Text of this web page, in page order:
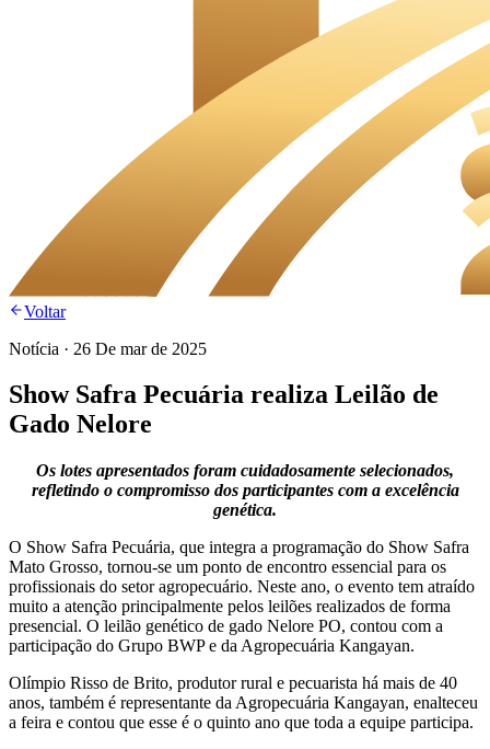
Voltar
Notícia · 26 De mar de 2025
Show Safra Pecuária realiza Leilão de
Gado Nelore
Os lotes apresentados foram cuidadosamente selecionados,
refletindo o compromisso dos participantes com a excelência
genética.
O Show Safra Pecuária, que integra a programação do Show Safra
Mato Grosso, tornou-se um ponto de encontro essencial para os
profissionais do setor agropecuário. Neste ano, o evento tem atraído
muito a atenção principalmente pelos leilões realizados de forma
presencial. O leilão genético de gado Nelore PO, contou com a
participação do Grupo BWP e da Agropecuária Kangayan.
Olímpio Risso de Brito, produtor rural e pecuarista há mais de 40
anos, também é representante da Agropecuária Kangayan, enalteceu
a feira e contou que esse é o quinto ano que toda a equipe participa.